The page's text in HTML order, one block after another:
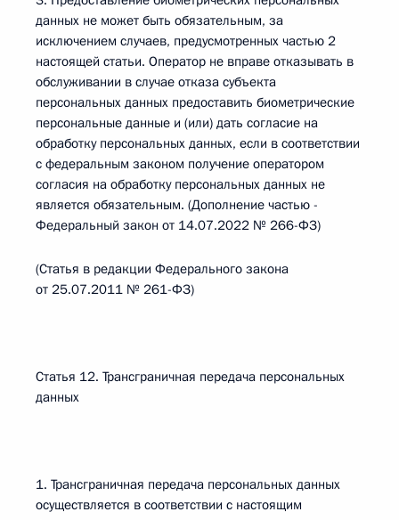
данных не может быть обязательным, за
исключением случаев, предусмотренных частью 2
настоящей статьи. Оператор не вправе отказывать в
обслуживании в случае отказа субъекта
персональных данных предоставить биометрические
персональные данные и (или) дать согласие на
обработку персональных данных, если в соответствии
с федеральным законом получение оператором
согласия на обработку персональных данных не
является обязательным. (Дополнение частью -
Федеральный закон от 14.07.2022 № 266-ФЗ)
(Статья в редакции Федерального закона
от 25.07.2011 № 261-ФЗ)
Статья 12. Трансграничная передача персональных
данных
1. Трансграничная передача персональных данных
осуществляется в соответствии с настоящим